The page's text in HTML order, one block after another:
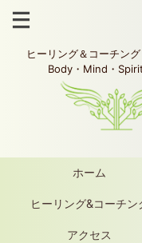
ヒーリング＆コーチ
Body・Mind・
ホーム
ヒーリング&コーチン
アクセス